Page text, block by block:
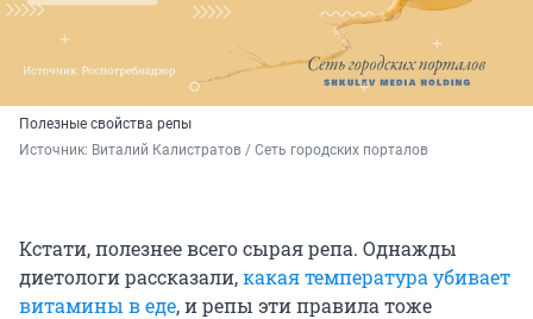
Полезные свойства репы
Источник: Виталий Калистратов / Сеть городских порталов
Кстати, полезнее всего сырая репа. Однажды
диетологи рассказали,какая температура убивает
витамины в еде, и репы эти правила тоже